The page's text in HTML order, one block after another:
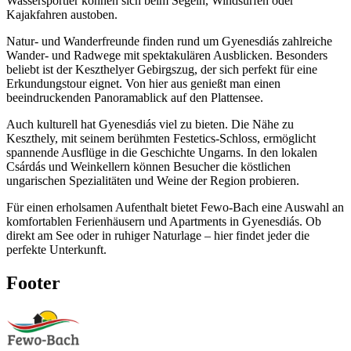
Kajakfahren austoben.
Natur- und Wanderfreunde finden rund um Gyenesdiás zahlreiche
Wander- und Radwege mit spektakulären Ausblicken. Besonders
beliebt ist der Keszthelyer Gebirgszug, der sich perfekt für eine
Erkundungstour eignet. Von hier aus genießt man einen
beeindruckenden Panoramablick auf den Plattensee.
Auch kulturell hat Gyenesdiás viel zu bieten. Die Nähe zu
Keszthely, mit seinem berühmten Festetics-Schloss, ermöglicht
spannende Ausflüge in die Geschichte Ungarns. In den lokalen
Csárdás und Weinkellern können Besucher die köstlichen
ungarischen Spezialitäten und Weine der Region probieren.
Für einen erholsamen Aufenthalt bietet Fewo-Bach eine Auswahl an
komfortablen Ferienhäusern und Apartments in Gyenesdiás. Ob
direkt am See oder in ruhiger Naturlage – hier findet jeder die
perfekte Unterkunft.
Footer